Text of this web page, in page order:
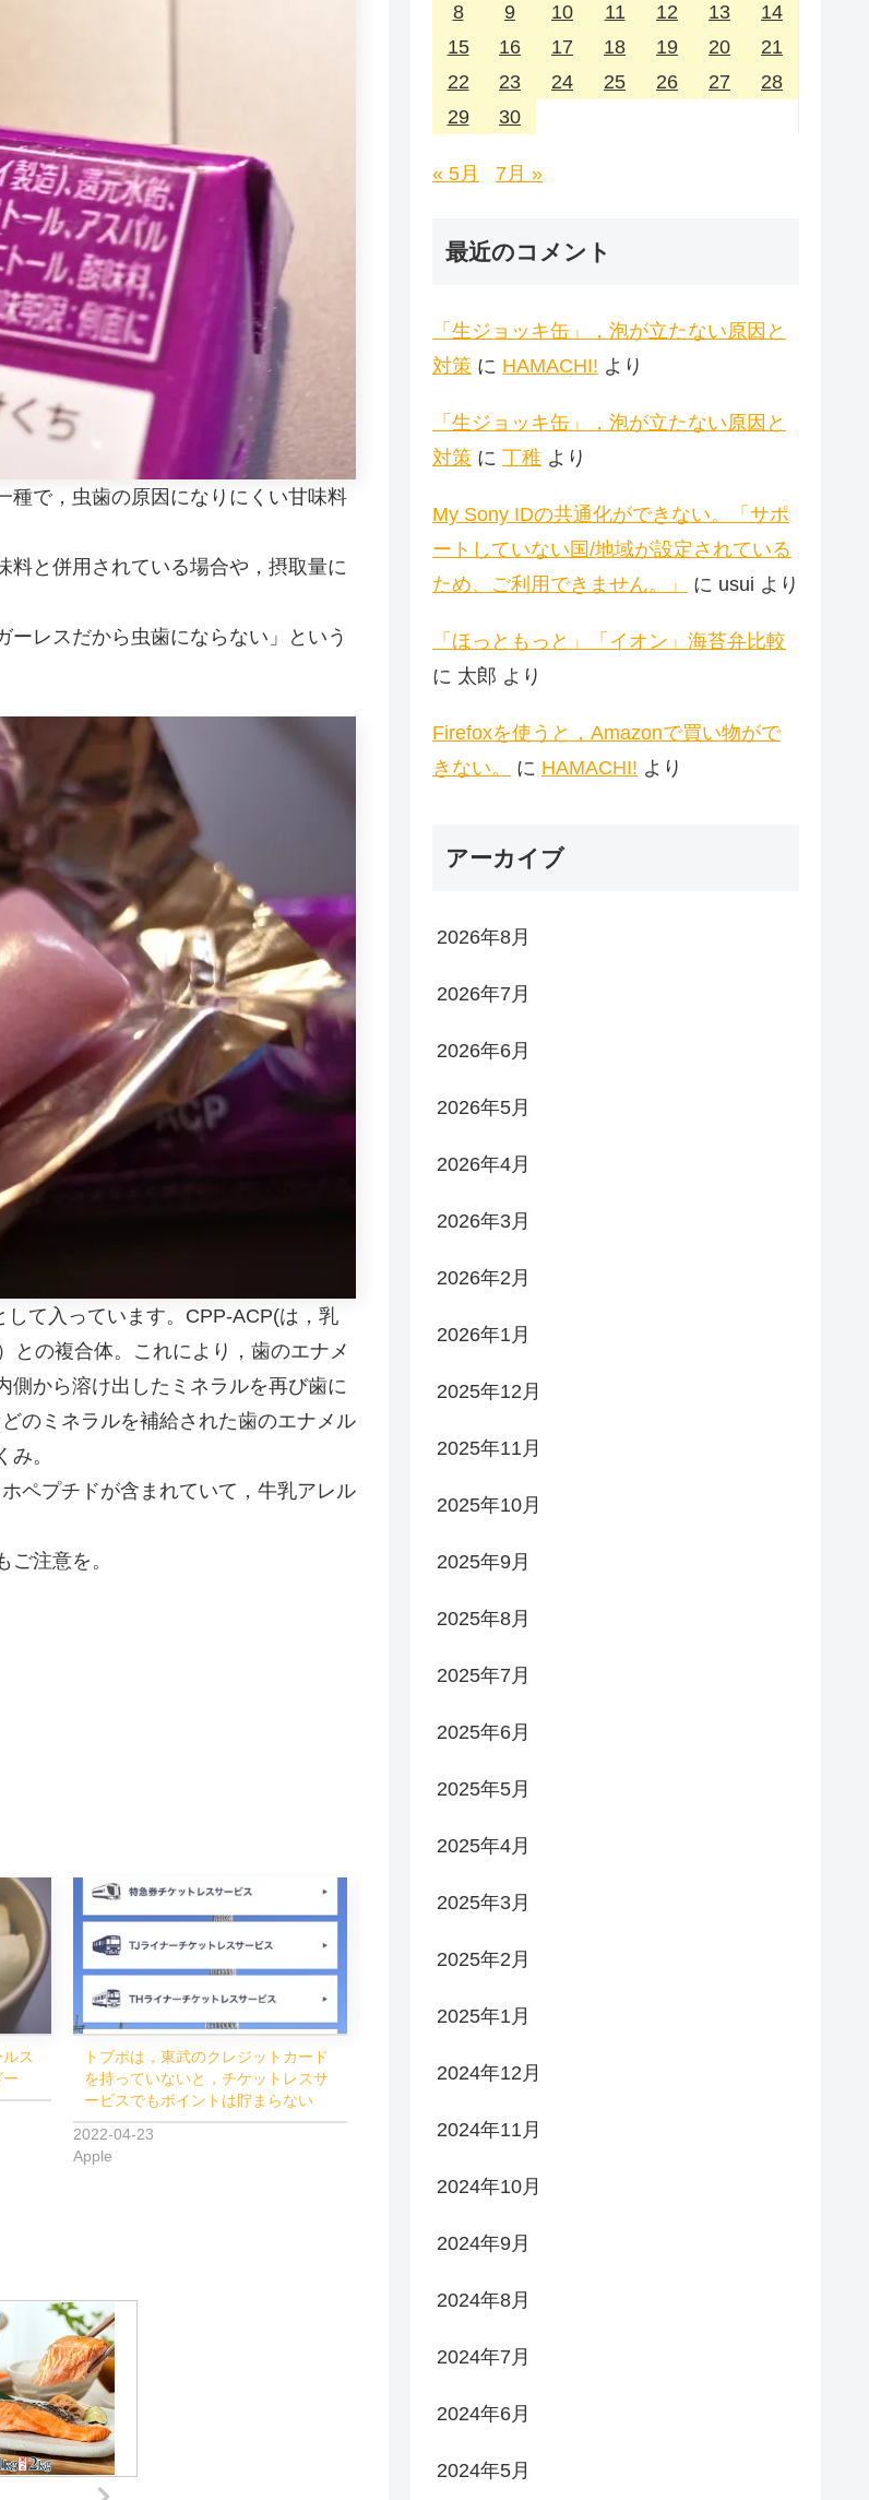
種で，虫歯の原因になりにくい甘味料
料と併用されている場合や，摂取量に
レスだから虫歯にならない」という
て入っています。CPP-ACP(は，乳
との複合体。これにより，歯のエナメ
側から溶け出したミネラルを再び歯に
のミネラルを補給された歯のエナメル
。
ペプチドが含まれていて，牛乳アレル
注意を。
ス
トブポは，東武のクレジットカード
を持っていないと，チケットレスサ
ービスでもポイントは貯まらない
2022-04-23
Apple
8
9 10 11 12 13
14
15
16 17 18 19 20
21
22
23 24 25 26 27
28
29
30
« 5月 7月 »
最近のコメント
「生ジョッキ缶」，泡が立たない原因と
対策 に HAMACHI! より
「生ジョッキ缶」，泡が立たない原因と
対策 に 丁稚 より
My Sony IDの共通化ができない。「サポ
ートしていない国/地域が設定されている
ため、ご利用できません。」
に usui より
「ほっともっと」「イオン」海苔弁比較
に 太郎 より
Firefoxを使うと，Amazonで買い物がで
きない。
に HAMACHI! より
アーカイブ
2026年8月
2026年7月
2026年6月
2026年5月
2026年4月
2026年3月
2026年2月
2026年1月
2025年12月
2025年11月
2025年10月
2025年9月
2025年8月
2025年7月
2025年6月
2025年5月
2025年4月
2025年3月
2025年2月
2025年1月
2024年12月
2024年11月
2024年10月
2024年9月
2024年8月
2024年7月
2024年6月
2024年5月